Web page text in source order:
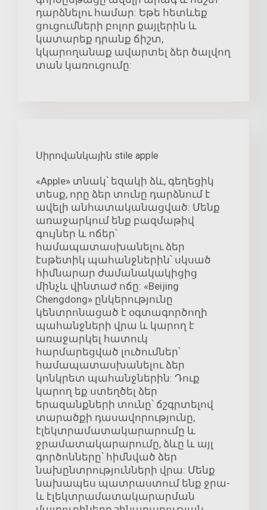
դարձնելու համար: Եթե հետևեք
ցուցումների բոլոր քայլերին և
կատարեք դրանք ճիշտ,
կկարողանաք ավարտել ձեր ծալվող
տան կառուցումը:
Սիրովանկային stile apple
«Apple» տնակ՝ եզակի ձև, գեղեցիկ
տեսք, որը ձեր տունը դարձնում է
ավելի անհատականացված: Մենք
առաջարկում ենք բազմաթիվ
գույներ և ոճեր՝
համապատասխանելու ձեր
էսթետիկ պահանջներին՝ սկսած
հիմնարար ժամանակակիցից
մինչև վինտաժ ոճը: «Beijing
Chengdong» ընկերությունը
կենտրոնացած է օգտագործողի
պահանջների վրա և կարող է
առաջարկել հատուկ
հարմարեցված լուծումներ՝
համապատասխանելու ձեր
կոնկրետ պահանջներին: Դուք
կարող եք ստեղծել ձեր
երազանքների տունը՝ ճշգրտելով
տարածքի դասավորությունը,
էլեկտրամատակարարումը և
ջրամատակարարումը, ձևը և այլ
գործոնները՝ հիմնված ձեր
նախընտրությունների վրա: Մենք
նախապես պատրաստում ենք ջրա-
և էլեկտրամատակարարման